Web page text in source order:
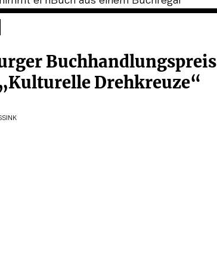
Buchhandlungspreis
Drehkreuze“